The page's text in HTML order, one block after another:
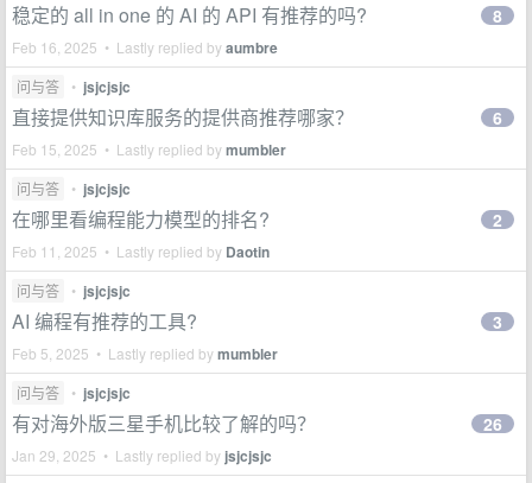
稳定的 all in one 的 AI 的 API 有推荐的吗?
Feb 16, 2025 • Lastly replied byaumbre
8
问与答 • jsjcjsjc
直接提供知识库服务的提供商推荐哪家？
Feb 15, 2025 • Lastly replied bymumbler
6
问与答 • jsjcjsjc
在哪里看编程能力模型的排名?
Feb 11, 2025 • Lastly replied by Daotin
2
问与答 • jsjcjsjc
AI 编程有推荐的工具?
Feb 5, 2025 • Lastly replied bymumbler
3
问与答 • jsjcjsjc
有对海外版三星手机比较了解的吗？
Jan 29, 2025 • Lastly replied by jsjcjsjc
26